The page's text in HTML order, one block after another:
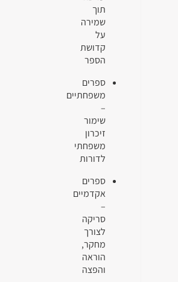
תוך
שמירה
על
קדושת
הספר
ספרים
משפחתיים
–
שימור
זיכרון
משפחתי
לדורות
ספרים
אקדמיים
–
סריקה
לצורך
מחקר,
הוראה
והפצה